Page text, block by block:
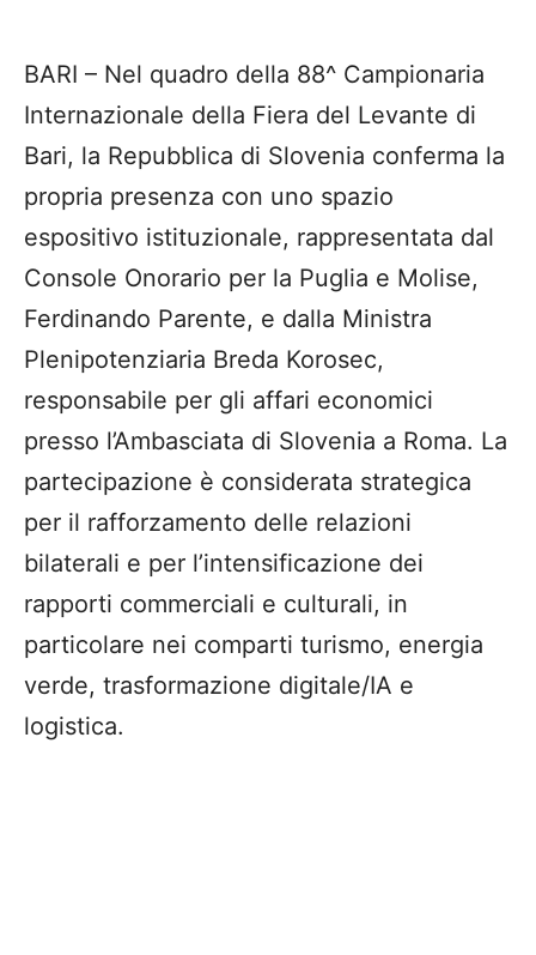
BARI – Nel quadro della 88^ Campionaria
Internazionale della Fiera del Levante di
Bari, la Repubblica di Slovenia conferma la
propria presenza con uno spazio
espositivo istituzionale, rappresentata dal
Console Onorario per la Puglia e Molise,
Ferdinando Parente, e dalla Ministra
Plenipotenziaria Breda Korosec,
responsabile per gli affari economici
presso l’Ambasciata di Slovenia a Roma. La
partecipazione è considerata strategica
per il rafforzamento delle relazioni
bilaterali e per l’intensificazione dei
rapporti commerciali e culturali, in
particolare nei comparti turismo, energia
verde, trasformazione digitale/IA e
logistica.